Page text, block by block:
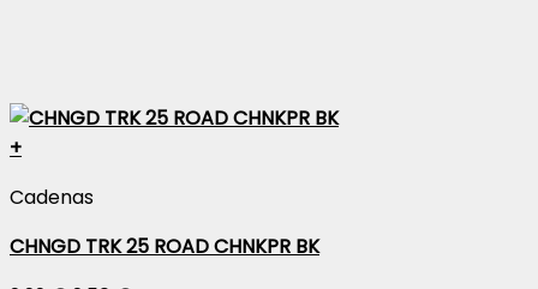
+
Cadenas
CHNGD TRK 25 ROAD CHNKPR BK